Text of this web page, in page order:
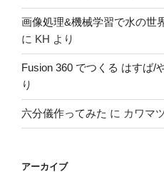
画像処理&機械学習で水の世
に KH より
Fusion 360 でつくる はすば/
り
六分儀作ってみた に カワマ
アーカイブ